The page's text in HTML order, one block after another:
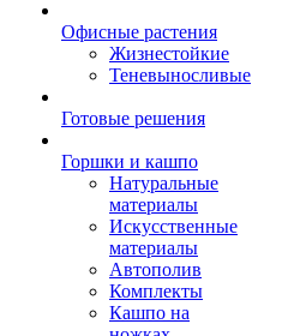
Офисные растения
Жизнестойкие
Теневыносливые
Готовые решения
Горшки и кашпо
Натуральные
материалы
Искусственные
материалы
Автополив
Комплекты
Кашпо на